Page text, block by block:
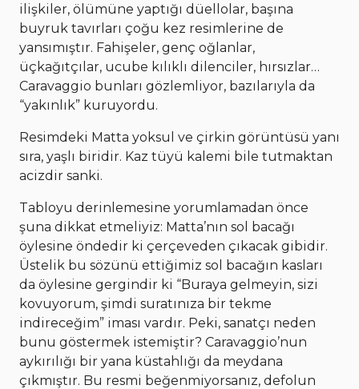
ilişkiler, ölümüne yaptığı düellolar, başına
buyruk tavırları çoğu kez resimlerine de
yansımıştır. Fahişeler, genç oğlanlar,
üçkağıtçılar, ucube kılıklı dilenciler, hırsızlar…
Caravaggio bunları gözlemliyor, bazılarıyla da
“yakınlık” kuruyordu.
Resimdeki Matta yoksul ve çirkin görüntüsü yanı
sıra, yaşlı biridir. Kaz tüyü kalemi bile tutmaktan
acizdir sanki.
Tabloyu derinlemesine yorumlamadan önce
şuna dikkat etmeliyiz: Matta’nın sol bacağı
öylesine öndedir ki çerçeveden çıkacak gibidir.
Üstelik bu sözünü ettiğimiz sol bacağın kasları
da öylesine gergindir ki “Buraya gelmeyin, sizi
kovuyorum, şimdi suratınıza bir tekme
indireceğim” iması vardır. Peki, sanatçı neden
bunu göstermek istemiştir? Caravaggio’nun
aykırılığı bir yana küstahlığı da meydana
çıkmıştır. Bu resmi beğenmiyorsanız, defolun